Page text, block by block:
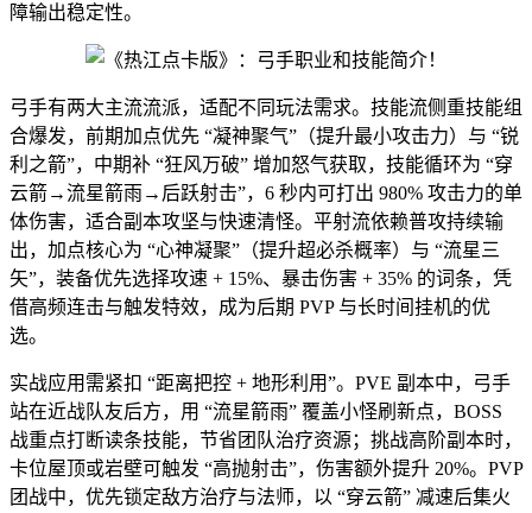
障输出稳定性。
弓手有两大主流流派，适配不同玩法需求。技能流侧重技能组
合爆发，前期加点优先 “凝神聚气”（提升最小攻击力）与 “锐
利之箭”，中期补 “狂风万破” 增加怒气获取，技能循环为 “穿
云箭→流星箭雨→后跃射击”，6 秒内可打出 980% 攻击力的单
体伤害，适合副本攻坚与快速清怪。平射流依赖普攻持续输
出，加点核心为 “心神凝聚”（提升超必杀概率）与 “流星三
矢”，装备优先选择攻速 + 15%、暴击伤害 + 35% 的词条，凭
借高频连击与触发特效，成为后期 PVP 与长时间挂机的优
选。
实战应用需紧扣 “距离把控 + 地形利用”。PVE 副本中，弓手
站在近战队友后方，用 “流星箭雨” 覆盖小怪刷新点，BOSS
战重点打断读条技能，节省团队治疗资源；挑战高阶副本时，
卡位屋顶或岩壁可触发 “高抛射击”，伤害额外提升 20%。PVP
团战中，优先锁定敌方治疗与法师，以 “穿云箭” 减速后集火